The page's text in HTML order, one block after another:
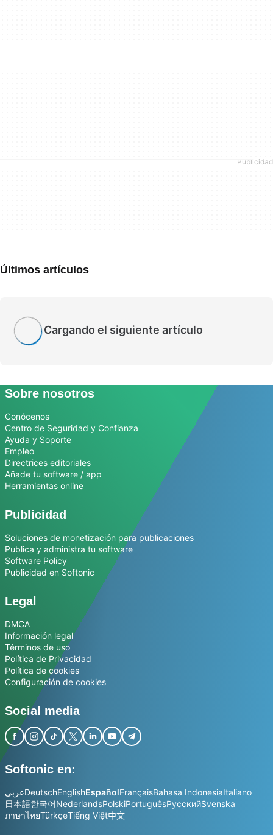
Últimos artículos
Cargando el siguiente artículo
Sobre nosotros
Conócenos
Centro de Seguridad y Confianza
Ayuda y Soporte
Empleo
Directrices editoriales
Añade tu software / app
Herramientas online
Publicidad
Soluciones de monetización para publicaciones
Publica y administra tu software
Software Policy
Publicidad en Softonic
Legal
DMCA
Información legal
Términos de uso
Política de Privacidad
Política de cookies
Configuración de cookies
Social media
Softonic en:
عربيDeutschEnglishEspañolFrançaisBahasa IndonesiaItaliano
日本語한국어NederlandsPolskiPortuguêsРусскийSvenska
ภาษาไทยTürkçeTiếng Việt中文